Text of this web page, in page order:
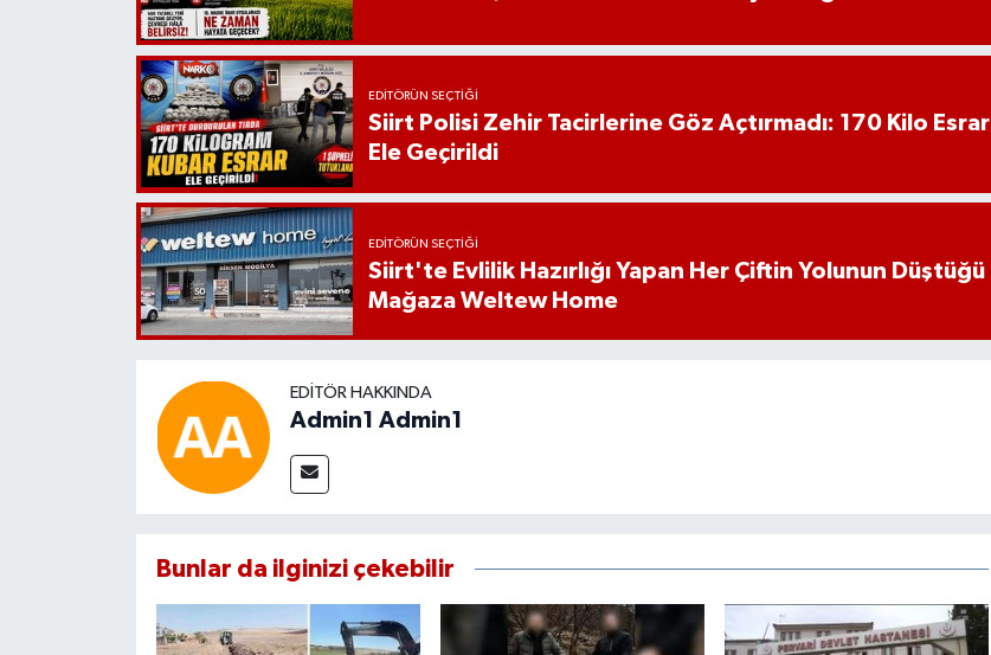
EDITÖRÜN SEÇTIĞI
Siirt Polisi Zehir Tacirlerine Göz Açtırmadı: 170 Kilo Esrar
Ele Geçirildi
EDITÖRÜN SEÇTIĞI
Siirt'te Evlilik Hazırlığı Yapan Her Çiftin Yolunun Düştüğü
Mağaza Weltew Home
EDITÖR HAKKINDA
Admin1 Admin1
Bunlar da ilginizi çekebilir